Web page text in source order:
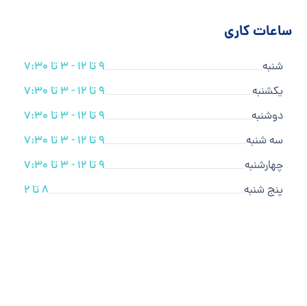
ساعات کاری
شنبه
9 تا 12 - 3 تا 7:30
یکشنبه
9 تا 12 - 3 تا 7:30
دوشنبه
9 تا 12 - 3 تا 7:30
سه شنبه
9 تا 12 - 3 تا 7:30
چهارشنبه
9 تا 12 - 3 تا 7:30
پنج شنبه
8 تا 2